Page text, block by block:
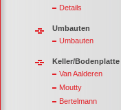
Details
Umbauten
Umbauten
Keller/Bodenplatte
Van Aalderen
Moutty
Bertelmann